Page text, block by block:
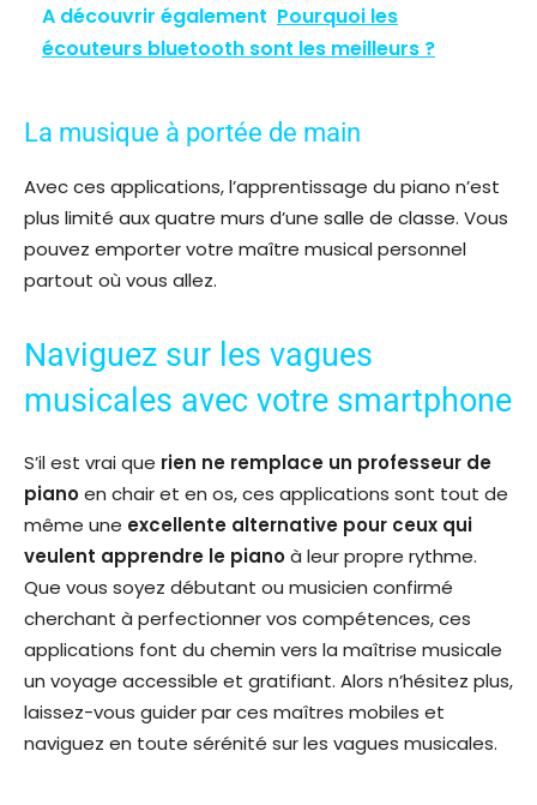
A découvrir également Pourquoi les
écouteurs bluetooth sont les meilleurs ?
La musique à portée de main
Avec ces applications, l’apprentissage du piano n’est
plus limité aux quatre murs d’une salle de classe. Vous
pouvez emporter votre maître musical personnel
partout où vous allez.
Naviguez sur les vagues
musicales avec votre smartphone
S’il est vrai que rien ne remplace un professeur de
pianoen chair et en os, ces applications sont tout de
même une excellente alternative pour ceux qui
veulent apprendre le pianoà leur propre rythme.
Que vous soyez débutant ou musicien confirmé
cherchant à perfectionner vos compétences, ces
applications font du chemin vers la maîtrise musicale
un voyage accessible et gratifiant. Alors n’hésitez plus,
laissez-vous guider par ces maîtres mobiles et
naviguez en toute sérénité sur les vagues musicales.